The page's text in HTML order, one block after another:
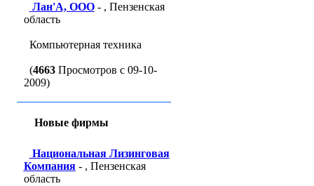
Лан'A, ООО- , Пензенская
область
Компьютерная техника
(4663Просмотров с 09-10-
2009)
Новые фирмы
Национальная Лизинговая
Компания- , Пензенская
область